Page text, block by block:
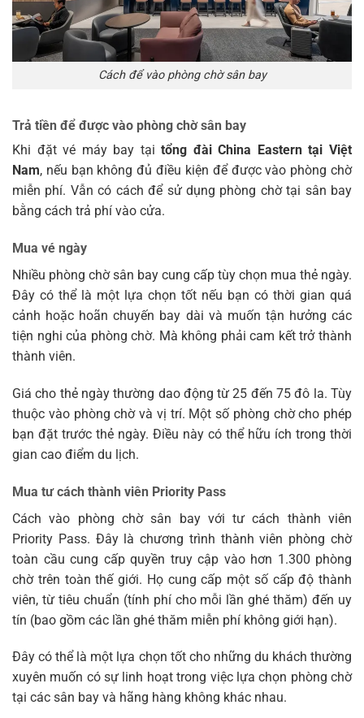
Cách để vào phòng chờ sân bay
Trả tiền để được vào phòng chờ sân bay
Khi đặt vé máy bay tạitổng đài China Eastern tại Việt
Nam, nếu bạn không đủ điều kiện để được vào phòng chờ
miễn phí. Vẫn có cách để sử dụng phòng chờ tại sân bay
bằng cách trả phí vào cửa.
Mua vé ngày
Nhiều phòng chờ sân bay cung cấp tùy chọn mua thẻ ngày.
Đây có thể là một lựa chọn tốt nếu bạn có thời gian quá
cảnh hoặc hoãn chuyến bay dài và muốn tận hưởng các
tiện nghi của phòng chờ. Mà không phải cam kết trở thành
thành viên.
Giá cho thẻ ngày thường dao động từ 25 đến 75 đô la. Tùy
thuộc vào phòng chờ và vị trí. Một số phòng chờ cho phép
bạn đặt trước thẻ ngày. Điều này có thể hữu ích trong thời
gian cao điểm du lịch.
Mua tư cách thành viên Priority Pass
Cách vào phòng chờ sân bay với tư cách thành viên
Priority Pass. Đây là chương trình thành viên phòng chờ
toàn cầu cung cấp quyền truy cập vào hơn 1.300 phòng
chờ trên toàn thế giới. Họ cung cấp một số cấp độ thành
viên, từ tiêu chuẩn (tính phí cho mỗi lần ghé thăm) đến uy
tín (bao gồm các lần ghé thăm miễn phí không giới hạn).
Đây có thể là một lựa chọn tốt cho những du khách thường
xuyên muốn có sự linh hoạt trong việc lựa chọn phòng chờ
tại các sân bay và hãng hàng không khác nhau.